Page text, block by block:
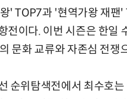
' TOP7과 '현역가왕 재팬
전이다. 이번 시즌은 한일
문화 교류와 자존심 전쟁
순위탐색전에서 최수호